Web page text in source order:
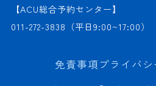
【ACU総合予約センター】
011-272-3838 （平日9:00~17:00）
免責事項プライバ